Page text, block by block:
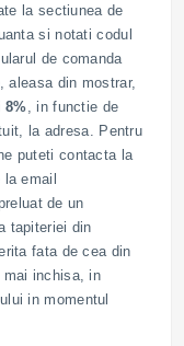
la sectiunea de
si notati codul
de comanda
din mostrar,
8% , in functie de
la adresa. Pentru
puteti contacta la
email
de un
tapiteriei din
fata de cea din
mai inchisa, in
in momentul